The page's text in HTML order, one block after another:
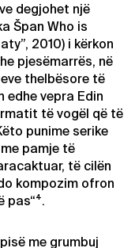
degjohet një
Špan Who is
2010) i kërkon
pjesëmarrës, në
thelbësore të
edhe vepra Edin
të vogël që të
punime serike
pamje të
të cilën
kompozim ofron
pas“⁴.
me grumbuj